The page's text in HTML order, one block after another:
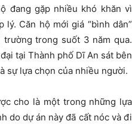
đang gặp nhiều khó khăn vì
lý. Căn hộ mới giá “bình dân”
trong suốt 3 năm qua.
tại Thành phố Dĩ An sát bên
sự lựa chọn của nhiều người.
cho là một trong những lựa
do dự án này đã cất nóc và đi